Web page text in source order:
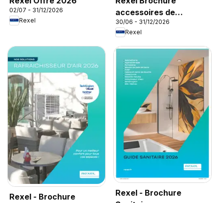
02/07 - 31/12/2026
Rexel
accessoires de
climatisation
30/06 - 31/12/2026
Rexel
Rexel - Brochure
Rexel - Brochure